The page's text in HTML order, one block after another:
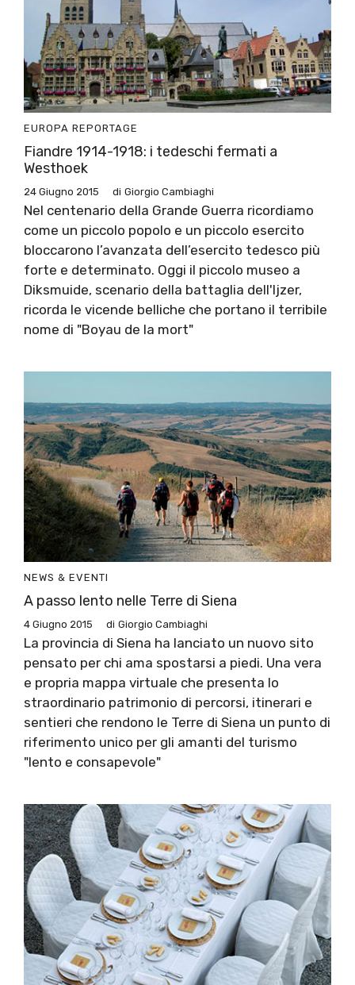
EUROPA REPORTAGE
Fiandre 1914-1918: i tedeschi fermati a
Westhoek
24 Giugno 2015 di Giorgio Cambiaghi
Nel centenario della Grande Guerra ricordiamo
come un piccolo popolo e un piccolo esercito
bloccarono l’avanzata dell’esercito tedesco più
forte e determinato. Oggi il piccolo museo a
Diksmuide, scenario della battaglia dell'Ijzer,
ricorda le vicende belliche che portano il terribile
nome di "Boyau de la mort"
NEWS & EVENTI
A passo lento nelle Terre di Siena
4 Giugno 2015 di Giorgio Cambiaghi
La provincia di Siena ha lanciato un nuovo sito
pensato per chi ama spostarsi a piedi. Una vera
e propria mappa virtuale che presenta lo
straordinario patrimonio di percorsi, itinerari e
sentieri che rendono le Terre di Siena un punto di
riferimento unico per gli amanti del turismo
"lento e consapevole"